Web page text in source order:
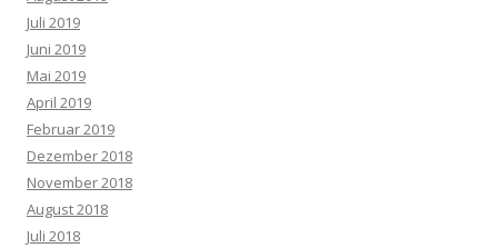
Juli 2019
Juni 2019
Mai 2019
April 2019
Februar 2019
Dezember 2018
November 2018
August 2018
Juli 2018